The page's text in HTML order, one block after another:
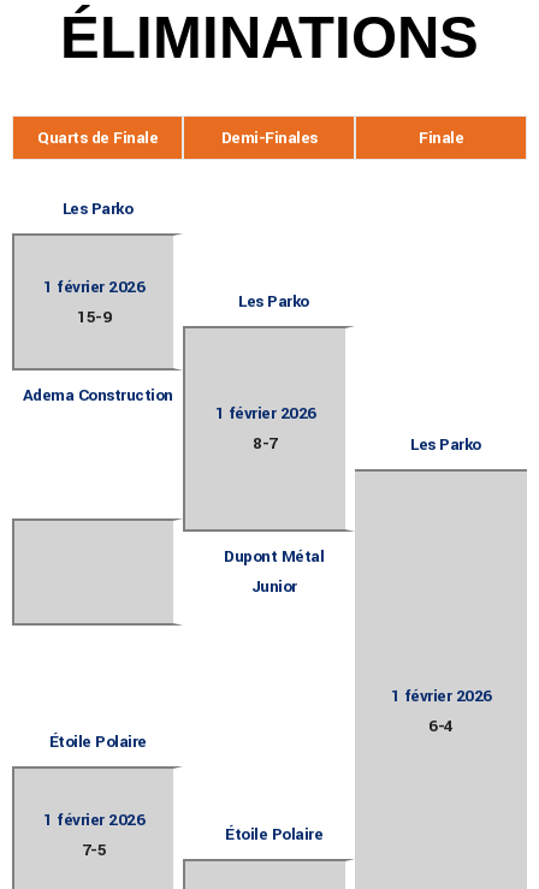
ÉLIMINATIONS
Quarts de Finale Demi-Finales Finale
Les Parko
1 février 2026
15-9
Les Parko
1 février 2026
8-7
Adema Construction
Les Parko
1 février 2026
6-4
Dupont Métal
Junior
Étoile Polaire
1 février 2026
7-5
Étoile Polaire